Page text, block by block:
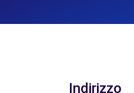
Indirizzo